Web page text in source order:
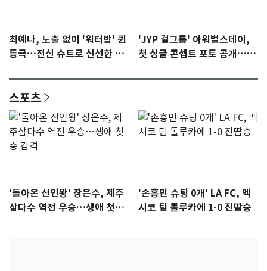
최예나, 노출 없이 '워터밤' 퀸
등극…전신 슈트로 신선한 충
'JYP 걸그룹' 아워벌스데이,
첫 싱글 콘셉트 포토 공개…청
스포츠
'돌아온 신인왕' 장은수, 제주
삼다수 역전 우승…생애 첫승
'손흥민 슈팅 0개' LA FC, 멕
시코 팀 톨루카에 1-0 진땀승